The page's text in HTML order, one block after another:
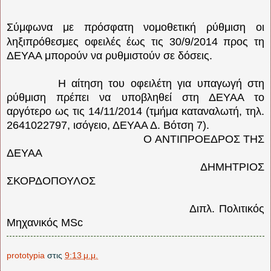
Σύμφωνα με πρόσφατη νομοθετική ρύθμιση οι
ληξιπρόθεσμες οφειλές έως τις 30/9/2014 προς τη
ΔΕΥΑΑ μπορούν να ρυθμιστούν σε δόσεις.
Η αίτηση του οφειλέτη για υπαγωγή στη
ρύθμιση πρέπει να υποβληθεί στη ΔΕΥΑΑ το
αργότερο ως τις 14/11/2014 (τμήμα καταναλωτή, τηλ.
2641022797, ισόγειο, ΔΕΥΑΑ Δ. Βότση 7).
Ο ANTIΠΡΟΕΔΡΟΣ ΤΗΣ
ΔΕΥΑΑ
ΔΗΜΗΤΡΙΟΣ
ΣΚΟΡΔΟΠΟΥΛΟΣ
Διπλ. Πολιτικός
Μηχανικός MSc
prototypia στις 9:13 μ.μ.